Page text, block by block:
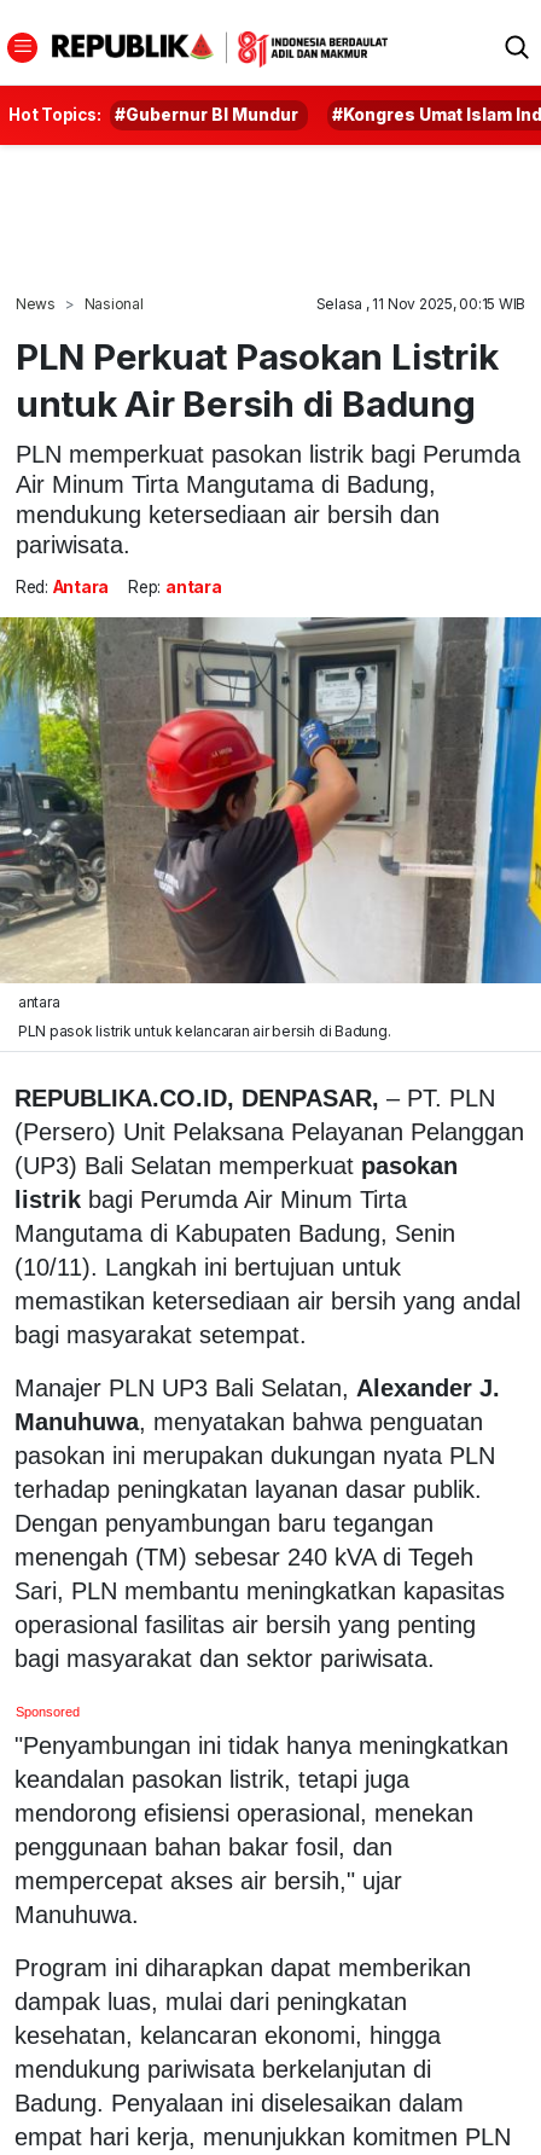
Hot Topics: #Gubernur BI Mundur #Kongres Umat Islam
News Nasional Selasa , 11 Nov 2025, 00:15 WIB
PLN Perkuat Pasokan Listrik
untuk Air Bersih di Badung
PLN memperkuat pasokan listrik bagi Perumda
Air Minum Tirta Mangutama di Badung,
mendukung ketersediaan air bersih dan
pariwisata.
Red: Antara Rep: antara
antara
PLN pasok listrik untuk kelancaran air bersih di Badung.
REPUBLIKA.CO.ID, DENPASAR, – PT. PLN
(Persero) Unit Pelaksana Pelayanan Pelanggan
(UP3) Bali Selatan memperkuat pasokan
listrik bagi Perumda Air Minum Tirta
Mangutama di Kabupaten Badung, Senin
(10/11). Langkah ini bertujuan untuk
memastikan ketersediaan air bersih yang andal
bagi masyarakat setempat.
Manajer PLN UP3 Bali Selatan, Alexander J.
Manuhuwa, menyatakan bahwa penguatan
pasokan ini merupakan dukungan nyata PLN
terhadap peningkatan layanan dasar publik.
Dengan penyambungan baru tegangan
menengah (TM) sebesar 240 kVA di Tegeh
Sari, PLN membantu meningkatkan kapasitas
operasional fasilitas air bersih yang penting
bagi masyarakat dan sektor pariwisata.
Sponsored
"Penyambungan ini tidak hanya meningkatkan
keandalan pasokan listrik, tetapi juga
mendorong efisiensi operasional, menekan
penggunaan bahan bakar fosil, dan
mempercepat akses air bersih," ujar
Manuhuwa.
Program ini diharapkan dapat memberikan
dampak luas, mulai dari peningkatan
kesehatan, kelancaran ekonomi, hingga
mendukung pariwisata berkelanjutan di
Badung. Penyalaan ini diselesaikan dalam
empat hari kerja, menunjukkan komitmen PLN